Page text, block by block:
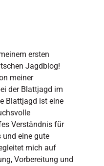
ersten
Jagdblog!
meiner
der Blattjagd im
Blattjagd ist eine
Verständnis für
und eine gute
mich auf
Vorbereitung und